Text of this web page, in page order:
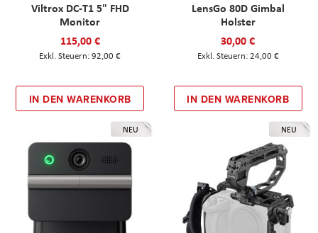
Viltrox DC-T1 5" FHD
Monitor
115,00 €
92,00 €
IN DEN WARENKORB
LensGo 80D Gimbal
Holster
30,00 €
24,00 €
IN DEN WARENKORB
NEU NEU